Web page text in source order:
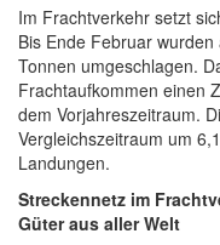
Im Frachtverkehr setzt
Bis Ende Februar
Tonnen umgeschlagen.
Frachtaufkommen einen
dem Vorjahreszeitraum.
Vergleichszeitraum um
Landungen.
Streckennetz im
Güter aus aller Welt